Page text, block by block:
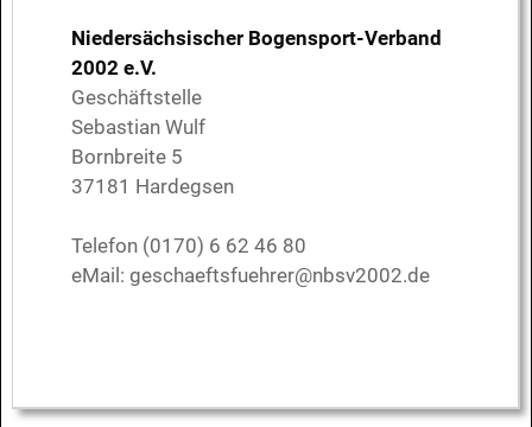
Niedersächsischer Bogensport-Verband
2002 e.V.
Geschäftstelle
Sebastian Wulf
Bornbreite 5
37181 Hardegsen
Telefon (0170) 6 62 46 80
eMail: geschaeftsfuehrer@nbsv2002.de